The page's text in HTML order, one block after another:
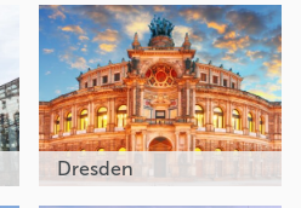
Dresden